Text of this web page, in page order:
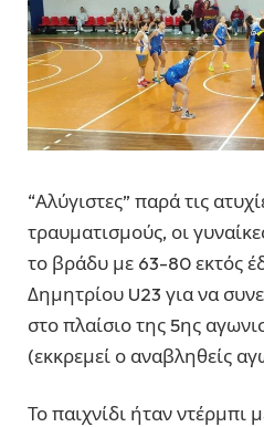
“Αλύγιστες” παρά τις
τραυματισμούς, οι
το βράδυ με 63-80 εκτός
Δημητρίου U23 για να
στο πλαίσιο της 5ης
(εκκρεμεί ο αναβληθείς
Το παιχνίδι ήταν ντέρμπι